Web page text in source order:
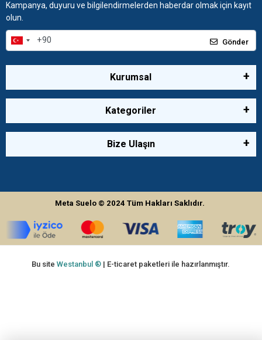
Kampanya, duyuru ve bilgilendirmelerden haberdar olmak için kayıt
olun.
Gönder
Kurumsal
Kategoriler
Bize Ulaşın
Meta Suelo © 2024Tüm Hakları Saklıdır.
Bu siteWestanbul ® | E-ticaret paketleri ile hazırlanmıştır.